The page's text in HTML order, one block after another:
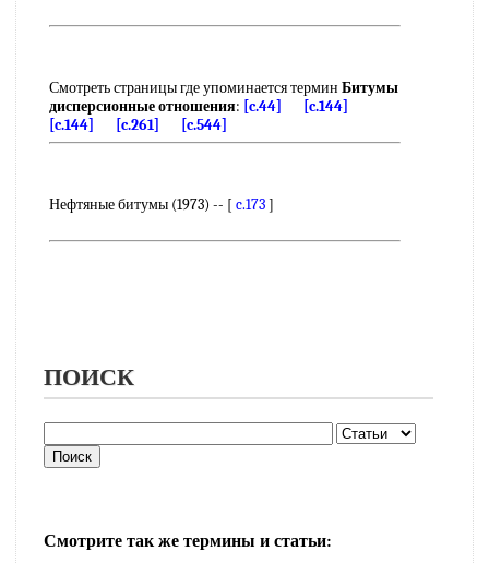
Смотреть страницы где упоминается термин Битумы
дисперсионные отношения: [c.44]
[c.144]
[c.144]
[c.261] [c.544]
Нефтяные битумы (1973) -- [ c.173]
ПОИСК
Смотрите так же термины и статьи: